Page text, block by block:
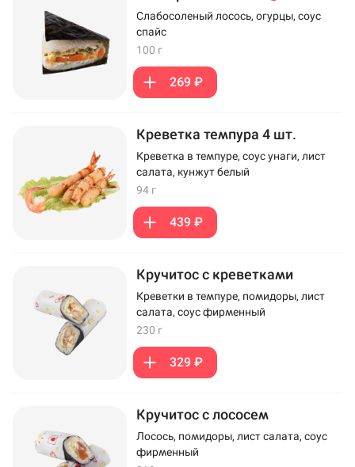
Слабосоленый лосось, огурцы, соус
спайс
100 г
269 ₽
Креветка темпура 4 шт.
Креветка в темпуре, соус унаги, лист
салата, кунжут белый
94 г
439 ₽
Кручитос с креветками
Креветки в темпуре, помидоры, лист
салата, соус фирменный
230 г
329 ₽
Кручитос с лососем
Лосось, помидоры, лист салата, соус
фирменный